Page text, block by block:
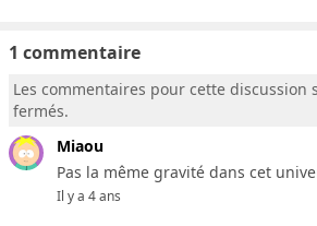
1 commentaire
Les commentaires pour cette discussion
fermés.
Miaou
Pas la même gravité dans cet
Il y a 4 ans